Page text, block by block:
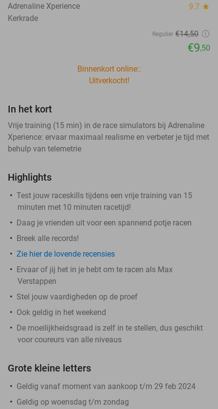
Adrenaline Xperience 9.7 star
Kerkrade
Regulier €14,50
€9,50
Binnenkort online::
Uitverkocht!
In het kort
Vrije training (15 min) in de race simulators bij Adrenaline
Xperience: ervaar maximaal realisme en verbeter je tijd met
behulp van telemetrie
Highlights
Test jouw raceskills tijdens een vrije training van 15
minuten met 10 minuten racetijd!
Daag je vrienden uit voor een spannend potje racen
Breek alle records!
Zie hier de lovende recensies
Ervaar of jij het in je hebt om te racen als Max
Verstappen
Stel jouw vaardigheden op de proef
Ook geldig in het weekend
De moeilijkheidsgraad is zelf in te stellen, dus geschikt
voor coureurs van alle niveaus
Grote kleine letters
Geldig vanaf moment van aankoop t/m 29 feb 2024
Geldig op woensdag t/m zondag